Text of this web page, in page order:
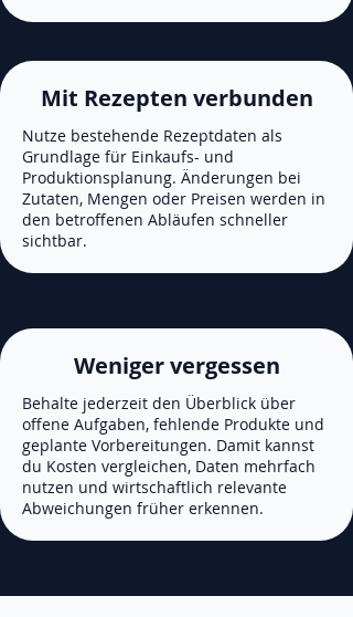
Mit Rezepten verbunden
Nutze bestehende Rezeptdaten als
Grundlage für Einkaufs- und
Produktionsplanung. Änderungen bei
Zutaten, Mengen oder Preisen werden in
den betroffenen Abläufen schneller
sichtbar.
Weniger vergessen
Behalte jederzeit den Überblick über
offene Aufgaben, fehlende Produkte und
geplante Vorbereitungen. Damit kannst
du Kosten vergleichen, Daten mehrfach
nutzen und wirtschaftlich relevante
Abweichungen früher erkennen.